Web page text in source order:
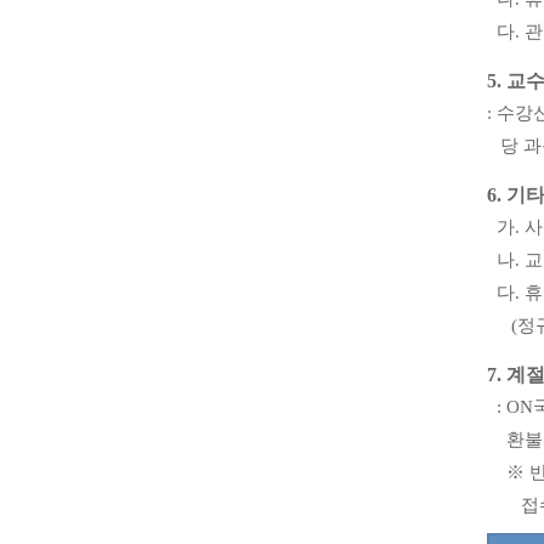
다.
5. 교수
: 수강
당
6. 기
가.
나.
다.
(정
7. 계
: ON
환
※
접